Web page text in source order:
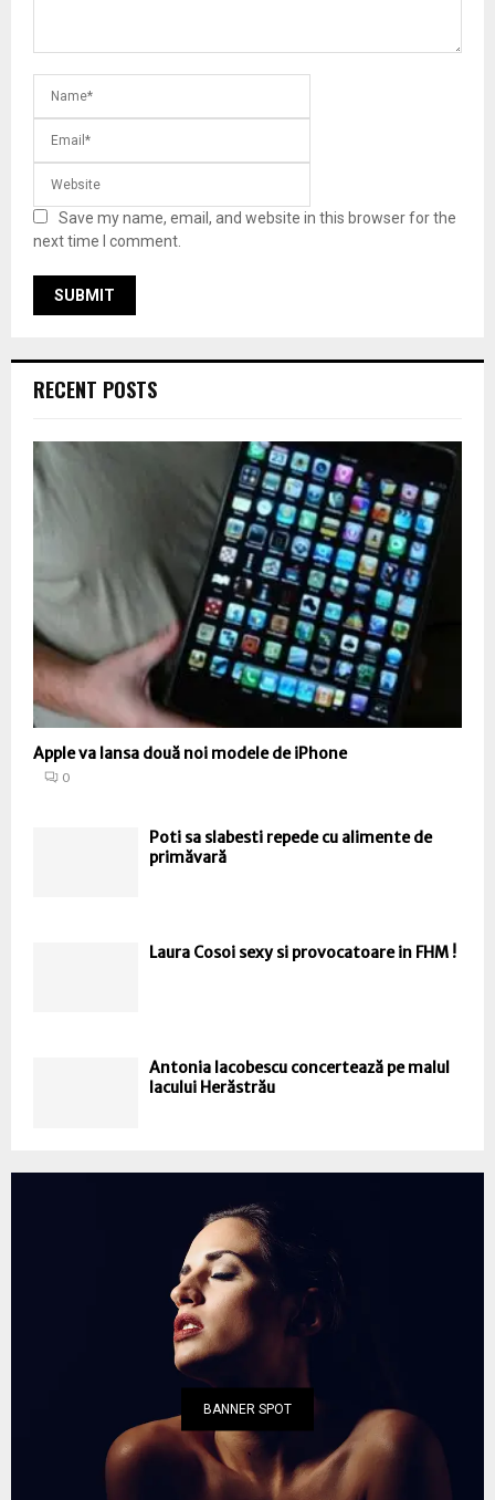
Save my name, email, and website in this browser for the
next time I comment.
RECENT POSTS
Apple va lansa două noi modele de iPhone
0
Poti sa slabesti repede cu alimente de
primăvară
Laura Cosoi sexy si provocatoare in FHM !
Antonia Iacobescu concertează pe malul
lacului Herăstrău
BANNER SPOT